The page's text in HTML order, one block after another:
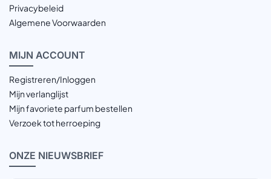
Privacybeleid
Algemene Voorwaarden
MIJN ACCOUNT
Registreren/Inloggen
Mijn verlanglijst
Mijn favoriete parfum bestellen
Verzoek tot herroeping
ONZE NIEUWSBRIEF